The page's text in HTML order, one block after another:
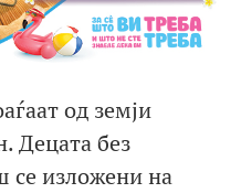
од земји
Децата без
се изложени на